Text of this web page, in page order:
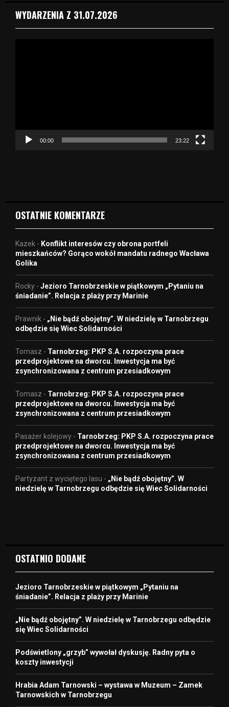
WYDARZENIA Z 31.07.2026
c
00:00 23:22
OSTATNIE KOMENTARZE
Kazek - Konflikt interesów czy obrona portfeli
mieszkańców? Gorąco wokół mandatu radnego Wacława
Golika
Rocky - Jezioro Tarnobrzeskie w piątkowym „Pytaniu na
śniadanie”. Relacja z plaży przy Marinie
Prawnik - „Nie bądź obojętny”. W niedzielę w Tarnobrzegu
odbędzie się Wiec Solidarności
Tomasz - Tarnobrzeg: PKP S.A. rozpoczyna prace
przedprojektowe na dworcu. Inwestycja ma być
zsynchronizowana z centrum przesiadkowym
Tomasz - Tarnobrzeg: PKP S.A. rozpoczyna prace
przedprojektowe na dworcu. Inwestycja ma być
zsynchronizowana z centrum przesiadkowym
Pasażer kolejowy - Tarnobrzeg: PKP S.A. rozpoczyna prace
przedprojektowe na dworcu. Inwestycja ma być
zsynchronizowana z centrum przesiadkowym
Partyzant z wyciętego lasu - „Nie bądź obojętny”. W
niedzielę w Tarnobrzegu odbędzie się Wiec Solidarności
OSTATNIO DODANE
Jezioro Tarnobrzeskie w piątkowym „Pytaniu na
śniadanie”. Relacja z plaży przy Marinie
„Nie bądź obojętny”. W niedzielę w Tarnobrzegu odbędzie
się Wiec Solidarności
Podświetlony „grzyb” wywołał dyskusję. Radny pyta o
koszty inwestycji
Hrabia Adam Tarnowski – wystawa w Muzeum – Zamek
Tarnowskich w Tarnobrzegu